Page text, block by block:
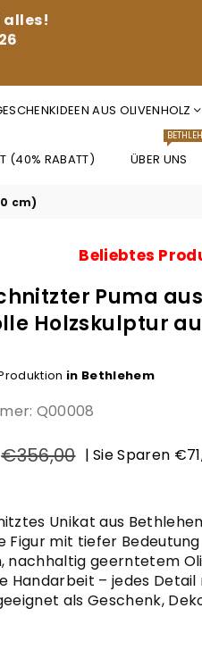
alles!
AUS OLIVENHOLZ
(40% RABATT) ÜBER UNS
cm)
Beliebtes
Puma
Holzskulptur
in Bethlehem
Q00008
€356,00 |Sie Sparen
Unikat aus
Figur mit tiefer Bedeutung
nachhaltig geerntetem
Handarbeit – jedes
als Geschenk,